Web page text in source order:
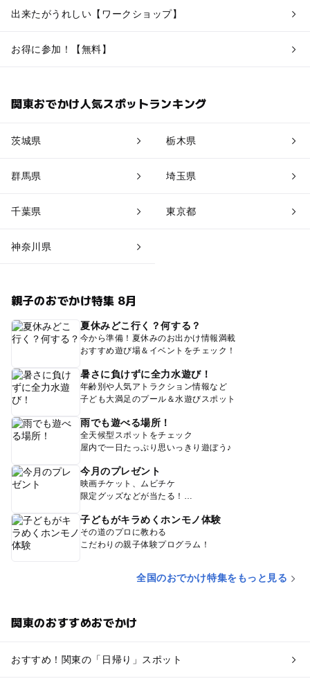
出来たがうれしい【ワークショップ】
お得に参加！【無料】
関東おでかけ人気スポットランキング
茨城県 栃木県
群馬県 埼玉県
千葉県 東京都
神奈川県
親子のおでかけ特集 8月
夏休みどこ行く？何する？
今から準備！夏休みのお出かけ情報満載
おすすめ遊び場＆イベントをチェック！
暑さに負けずに全力水遊び！
年齢別や人気アトラクション情報など
子ども大満足のプール＆水遊びスポット
雨でも遊べる場所！
全天候型スポットをチェック
屋内で一日たっぷり思いっきり遊ぼう♪
今月のプレゼント
映画チケット、ムビチケ
限定グッズなどが当たる！
子どもがキラめくホンモノ体験
その道のプロに教わる
こだわりの親子体験プログラム！
全国のおでかけ特集をもっと見る
関東のおすすめおでかけ
おすすめ！関東の「日帰り」スポット